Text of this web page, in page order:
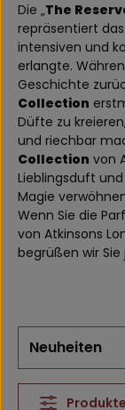
Die „The
repräsentiert
intensiven und
erlangte.
Geschichte
Collection
Düfte zu
und riechbar
Collection von
Lieblingsduft
Magie
Wenn Sie die
von Atkinsons
begrüßen wir